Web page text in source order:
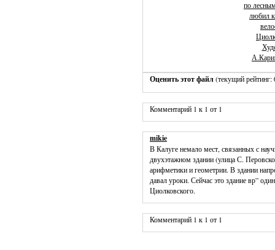
по
любил
Оценить этот файл(текущий
Комментарий 1 к 1 от 1
mikie
В Калуге немало мест, связанных с
двухэтажном здании (улица С.
арифметики и геометрии. В здании
давал уроки. Сейчас это здание вр”
Циолковского.
Комментарий 1 к 1 от 1